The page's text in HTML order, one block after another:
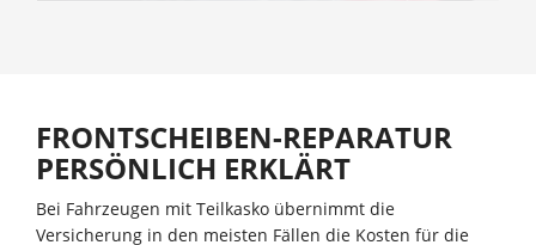
FRONTSCHEIBEN-REPARATUR
PERSÖNLICH ERKLÄRT
Bei Fahrzeugen mit Teilkasko übernimmt die
Versicherung in den meisten Fällen die Kosten für die